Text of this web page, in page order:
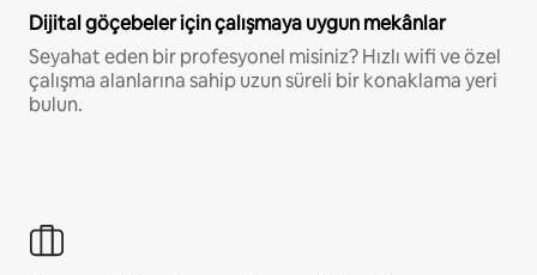
Dijital göçebeler için çalışmaya uygun mekânlar
Seyahat eden bir profesyonel misiniz? Hızlı wifi ve özel
çalışma alanlarına sahip uzun süreli bir konaklama yeri
bulun.